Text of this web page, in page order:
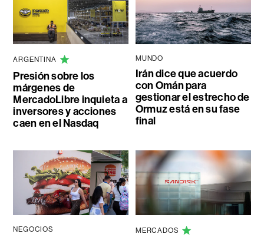
ARGENTINA
Presión sobre los
márgenes de
MercadoLibre inquieta a
inversores y acciones
caen en el Nasdaq
MUNDO
Irán dice que acuerdo
con Omán para
gestionar el estrecho de
Ormuz está en su fase
final
NEGOCIOS MERCADOS